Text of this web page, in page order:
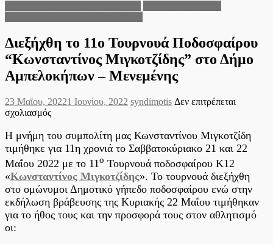
Διεξήχθη το 11ο Τουρνουά Ποδοσφαίρου
“Κωνσταντίνος Μιγκοτζίδης” στο Δήμο
Αμπελοκήπων – Μενεμένης
Posted
on
23 Μαΐου, 20221 Ιουνίου, 2022 Author
syndimotis Δεν επιτρέπεται
σχολιασμόςστο
το
11ο
Τουρνουά
Ποδοσφαίρου
“Κωνσταντίνος
Μιγκοτζίδης”
στο
Δήμο
Αμπελοκήπων
Η μνήμη του συμπολίτη μας Κωνσταντίνου Μιγκοτζίδη
τιμήθηκε για 11η χρονιά το Σαββατοκύριακο 21 και 22
Μαΐου 2022 με το 11ο Τουρνουά ποδοσφαίρου Κ12
«Κωνσταντίνος Μιγκοτζίδης». Το τουρνουά διεξήχθη
στο ομώνυμοι Δημοτικό γήπεδο ποδοσφαίρου ενώ στην
εκδήλωση βράβευσης της Κυριακής 22 Μαΐου τιμήθηκαν
για το ήθος τους και την προσφορά τους στον αθλητισμό
οι: